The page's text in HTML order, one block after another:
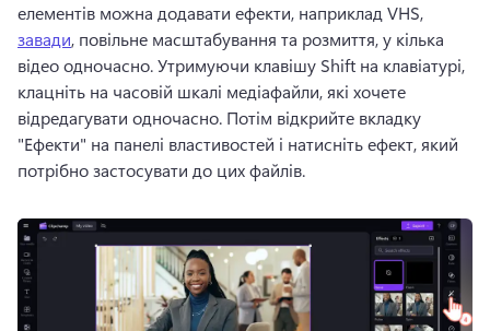
елементів можна додавати ефекти, наприклад VHS,
завади, повільне масштабування та розмиття, у кілька
відео одночасно. Утримуючи клавішу Shift на клавіатурі,
клацніть на часовій шкалі медіафайли, які хочете
відредагувати одночасно. Потім відкрийте вкладку
"Ефекти" на панелі властивостей і натисніть ефект, який
потрібно застосувати до цих файлів.